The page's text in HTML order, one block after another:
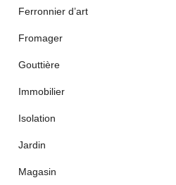
Ferronnier d’art
Fromager
Gouttière
Immobilier
Isolation
Jardin
Magasin